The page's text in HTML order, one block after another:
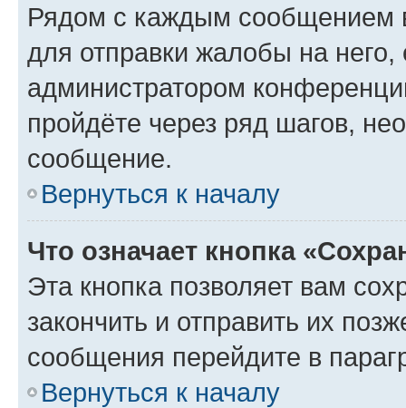
Рядом с каждым сообщением
для отправки жалобы на
администратором
пройдёте через ряд шагов,
сообщение.
Вернуться к началу
Что означает кнопка
Эта кнопка позволяет вам
закончить и отправить их
сообщения перейдите в
Вернуться к началу